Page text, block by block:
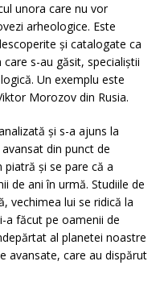
unora care nu vor
arheologice. Este
și catalogate ca
s-au găsit, specialiștii
Un exemplu este
Morozov din Rusia.
și s-a ajuns la
din punct de
și se pare că a
de ani în urmă. Studiile de
vechimea lui se ridică la
a făcut pe oamenii de
al planetei noastre
avansate, care au dispărut